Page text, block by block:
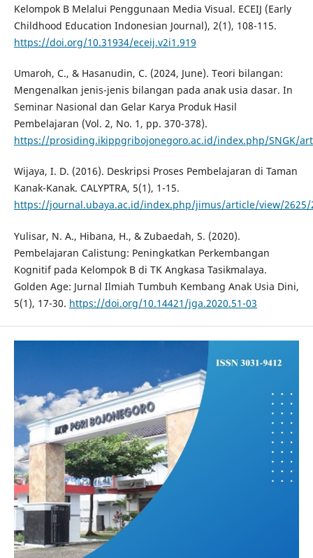
Kelompok B Melalui Penggunaan Media Visual. ECEIJ (Early
Childhood Education Indonesian Journal), 2(1), 108-115.
https://doi.org/10.31934/eceij.v2i1.919
Umaroh, C., & Hasanudin, C. (2024, June). Teori bilangan:
Mengenalkan jenis-jenis bilangan pada anak usia dasar. In
Seminar Nasional dan Gelar Karya Produk Hasil
Pembelajaran (Vol. 2, No. 1, pp. 370-378).
https://prosiding.ikippgribojonegoro.ac.id/index.php/SNGK/
Wijaya, I. D. (2016). Deskripsi Proses Pembelajaran di Taman
Kanak-Kanak. CALYPTRA, 5(1), 1-15.
https://journal.ubaya.ac.id/index.php/jimus/article/view/2625/
Yulisar, N. A., Hibana, H., & Zubaedah, S. (2020).
Pembelajaran Calistung: Peningkatkan Perkembangan
Kognitif pada Kelompok B di TK Angkasa Tasikmalaya.
Golden Age: Jurnal Ilmiah Tumbuh Kembang Anak Usia Dini,
5(1), 17-30. https://doi.org/10.14421/jga.2020.51-03